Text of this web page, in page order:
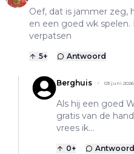
Oef, dat is jammer zeg,
en een goed wk
verpatsen
5+ Antwoord
Berghuis 03 juni 2026
Als hij een goed
gratis van de
vrees ik...
0+ Antwoord